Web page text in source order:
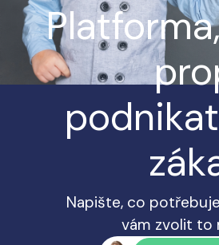
Napište, co
vám zvolit to